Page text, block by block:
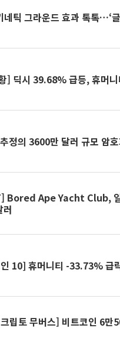
틱 그라운드 효과 톡톡…‘
] 딕시 39.68% 급등, 휴머
정의 3600만 달러 규모 암호
Bored Ape Yacht Club,
10] 휴머니티 -33.73% 급
립토 무버스] 비트코인 6